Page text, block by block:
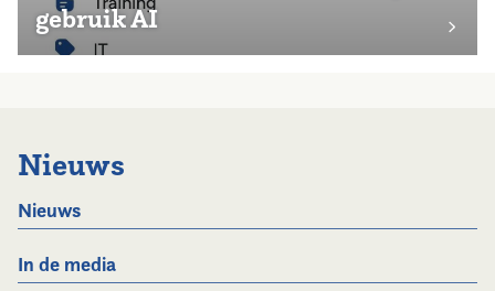
gebruik AI
Nieuws
Nieuws
In de media